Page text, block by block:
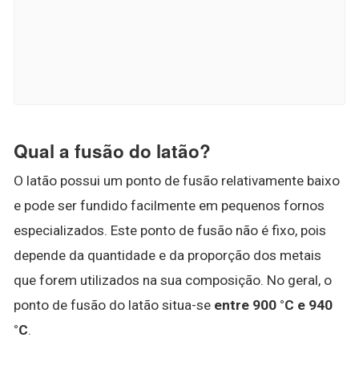
Qual a fusão do latão?
O latão possui um ponto de fusão relativamente baixo
e pode ser fundido facilmente em pequenos fornos
especializados. Este ponto de fusão não é fixo, pois
depende da quantidade e da proporção dos metais
que forem utilizados na sua composição. No geral, o
ponto de fusão do latão situa-se entre 900 °C e 940
°C.